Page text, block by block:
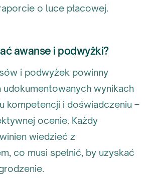
o luce płacowej.
awanse i podwyżki?
i podwyżek powinny
udokumentowanych wynikach
kompetencji i doświadczeniu –
ocenie. Każdy
wiedzieć z
co musi spełnić, by uzyskać